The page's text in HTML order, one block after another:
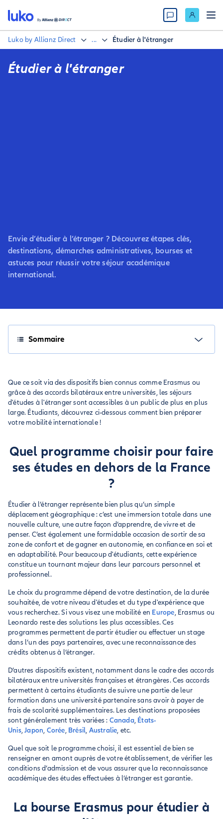
Luko by Allianz Direct ... Étudier à l'étranger
Étudier à l'étranger
Envie d’étudier à l’étranger ? Découvrez étapes clés,
destinations, démarches administratives, bourses et
astuces pour réussir votre séjour académique
international.
Sommaire
Que ce soit via des dispositifs bien connus comme Erasmus ou
grâce à des accords bilatéraux entre universités, les séjours
d'études à l'étranger sont accessibles à un public de plus en plus
large. Étudiants, découvrez ci-dessous comment bien préparer
votre mobilité internationale !
Quel programme choisir pour faire
ses études en dehors de la France
?
Étudier à l’étranger représente bien plus qu’un simple
déplacement géographique : c’est une immersion totale dans une
nouvelle culture, une autre façon d’apprendre, de vivre et de
penser. C’est également une formidable occasion de sortir de sa
zone de confort et de gagner en autonomie, en confiance en soi et
en adaptabilité. Pour beaucoup d'étudiants, cette expérience
constitue un tournant majeur dans leur parcours personnel et
professionnel.
Le choix du programme dépend de votre destination, de la durée
souhaitée, de votre niveau d'études et du type d'expérience que
vous recherchez. Si vous visez une mobilité en Europe, Erasmus ou
Leonardo reste des solutions les plus accessibles. Ces
programmes permettent de partir étudier ou effectuer un stage
dans l’un des pays partenaires, avec une reconnaissance des
crédits obtenus à l’étranger.
D’autres dispositifs existent, notamment dans le cadre des accords
bilatéraux entre universités françaises et étrangères. Ces accords
permettent à certains étudiants de suivre une partie de leur
formation dans une université partenaire sans avoir à payer de
frais de scolarité supplémentaires. Les destinations proposées
sont généralement très variées : Canada, États-
Unis,Japon, Corée, Brésil, Australie, etc.
Quel que soit le programme choisi, il est essentiel de bien se
renseigner en amont auprès de votre établissement, de vérifier les
conditions d’admission et de vous assurer que la reconnaissance
académique des études effectuées à l’étranger est garantie.
La bourse Erasmus pour étudier à